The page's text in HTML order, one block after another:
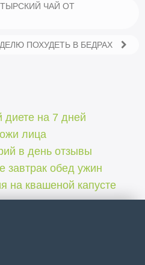
ЧАЙ ОТ
ПОХУДЕТЬ В БЕДРАХ
диете на 7 дней
лица
в день отзывы
завтрак обед ужин
на квашеной капусте